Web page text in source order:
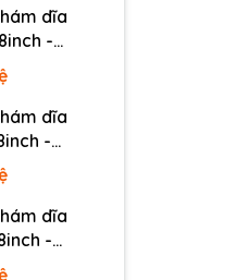
dĩa
-
(Nhật) - Có
dĩa
-
(Nhật) - Có
dĩa
-
(Nhật) - Có